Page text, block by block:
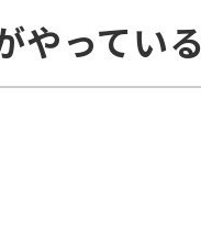
やってい